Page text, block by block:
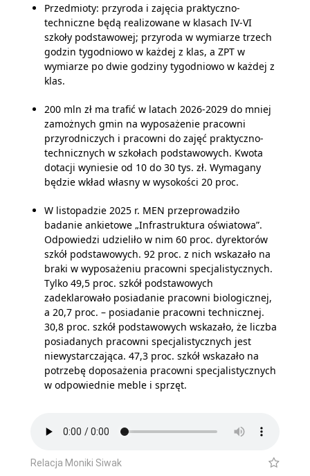
Przedmioty: przyroda i zajęcia praktyczno-
techniczne będą realizowane w klasach IV-VI
szkoły podstawowej; przyroda w wymiarze trzech
godzin tygodniowo w każdej z klas, a ZPT w
wymiarze po dwie godziny tygodniowo w każdej z
klas.
200 mln zł ma trafić w latach 2026-2029 do mniej
zamożnych gmin na wyposażenie pracowni
przyrodniczych i pracowni do zajęć praktyczno-
technicznych w szkołach podstawowych. Kwota
dotacji wyniesie od 10 do 30 tys. zł. Wymagany
będzie wkład własny w wysokości 20 proc.
W listopadzie 2025 r. MEN przeprowadziło
badanie ankietowe „Infrastruktura oświatowa”.
Odpowiedzi udzieliło w nim 60 proc. dyrektorów
szkół podstawowych. 92 proc. z nich wskazało na
braki w wyposażeniu pracowni specjalistycznych.
Tylko 49,5 proc. szkół podstawowych
zadeklarowało posiadanie pracowni biologicznej,
a 20,7 proc. – posiadanie pracowni technicznej.
30,8 proc. szkół podstawowych wskazało, że liczba
posiadanych pracowni specjalistycznych jest
niewystarczająca. 47,3 proc. szkół wskazało na
potrzebę doposażenia pracowni specjalistycznych
w odpowiednie meble i sprzęt.
Relacja Moniki Siwak